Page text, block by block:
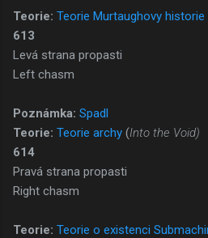
Teorie: Teorie Murtaughovy historie
613
Levá strana propasti
Left chasm
Poznámka: Spadl
Teorie: Teorie archy (Into the Void)
614
Pravá strana propasti
Right chasm
Teorie: Teorie o existenci